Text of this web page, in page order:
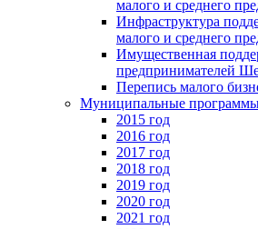
малого и среднего
Инфраструктура
малого и среднего
Имущественная
предпринимателей
Перепись малого
Муниципальные
2015 год
2016 год
2017 год
2018 год
2019 год
2020 год
2021 год